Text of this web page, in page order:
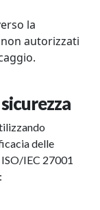
la
autorizzati
delle
IEC 27001